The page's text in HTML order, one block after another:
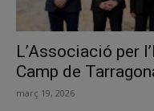
L’Associació per
Camp de
març 19, 2026